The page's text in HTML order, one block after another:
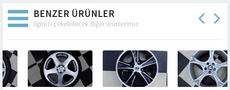
BENZER ÜRÜNLER
İlginizi çekebilecek diğer ürünlerimiz